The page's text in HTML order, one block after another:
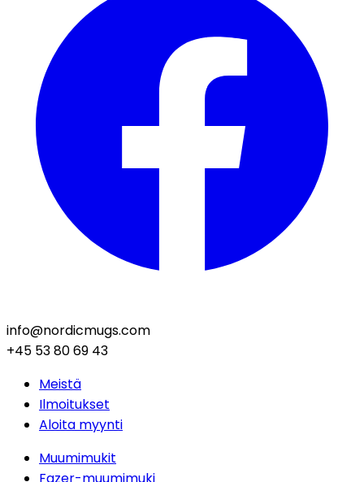
info@nordicmugs.com
+45 53 80 69 43
Meistä
Ilmoitukset
Aloita myynti
Muumimukit
Fazer-muumimuki